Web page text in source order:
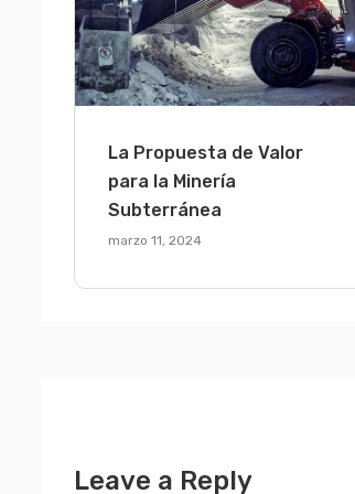
La Propuesta de Valor
para la Minería
Subterránea
marzo 11, 2024
Leave a Reply